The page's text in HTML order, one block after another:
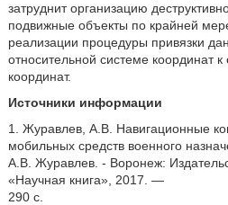
затруднит организацию
подвижные объекты по крайней
реализации процедуры привязки
относительной системе координат
координат.
Источники информации
1. Журавлев, А.В. Навигационные
мобильных средств военного
А.В. Журавлев. - Воронеж:
«Научная книга», 2017. —
290 с.